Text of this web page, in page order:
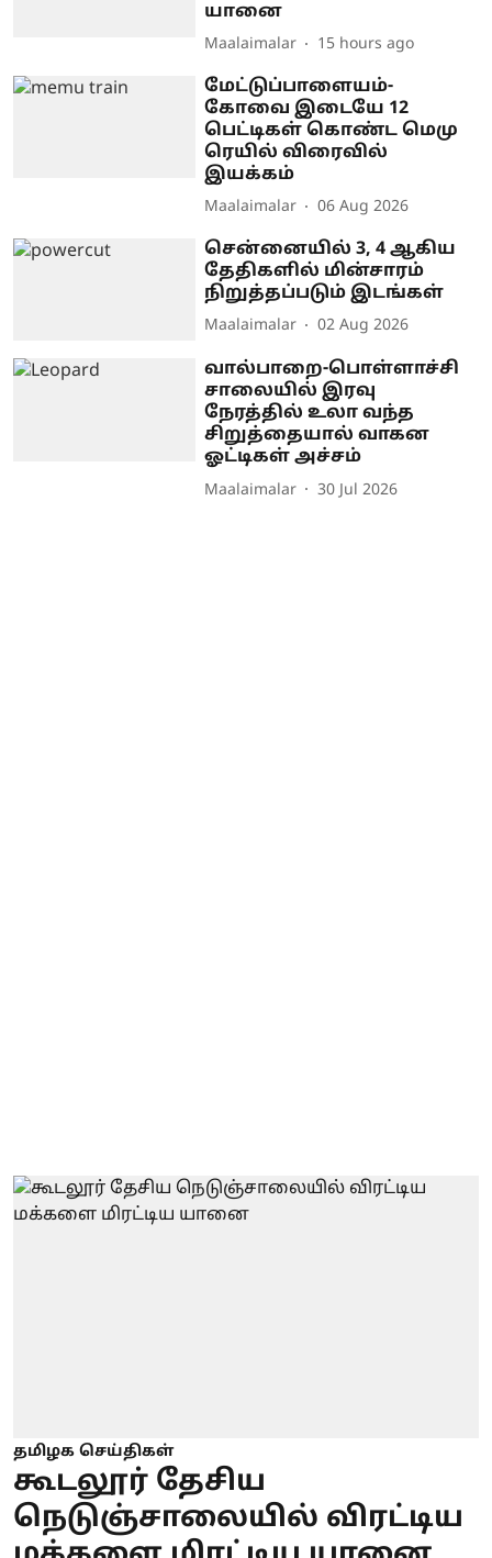
யானை
Maalaimalar 15 hours ago
மேட்டுப்பாளையம்-
கோவை இடையே 12
பெட்டிகள் கொண்ட மெமு
ரெயில் விரைவில்
இயக்கம்
Maalaimalar 06 Aug 2026
சென்னையில் 3, 4 ஆகிய
தேதிகளில் மின்சாரம்
நிறுத்தப்படும் இடங்கள்
Maalaimalar 02 Aug 2026
வால்பாறை-பொள்ளாச்சி
சாலையில் இரவு
நேரத்தில் உலா வந்த
சிறுத்தையால் வாகன
ஓட்டிகள் அச்சம்
Maalaimalar 30 Jul 2026
தமிழக செய்திகள்
கூடலூர் தேசிய
நெடுஞ்சாலையில் விரட்டிய